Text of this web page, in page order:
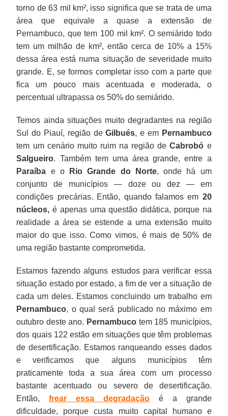
torno de 63 mil km², isso significa que se trata de uma
área que equivale a quase a extensão de
Pernambuco, que tem 100 mil km². O semiárido todo
tem um milhão de km², então cerca de 10% a 15%
dessa área está numa situação de severidade muito
grande. E, se formos completar isso com a parte que
fica um pouco mais acentuada e moderada, o
percentual ultrapassa os 50% do semiárido.
Temos ainda situações muito degradantes na região
Sul do Piauí, região deGilbués, e em Pernambuco
tem um cenário muito ruim na região deCabrobó e
Salgueiro. Também tem uma área grande, entre a
Paraíba e o Rio Grande do Norte, onde há um
conjunto de municípios — doze ou dez — em
condições precárias. Então, quando falamos em 20
núcleos, é apenas uma questão didática, porque na
realidade a área se estende a uma extensão muito
maior do que isso. Como vimos, é mais de 50% de
uma região bastante comprometida.
Estamos fazendo alguns estudos para verificar essa
situação estado por estado, a fim de ver a situação de
cada um deles. Estamos concluindo um trabalho em
Pernambuco, o qual será publicado no máximo em
outubro deste ano. Pernambuco tem 185 municípios,
dos quais 122 estão em situações que têm problemas
de desertificação. Estamos ranqueando esses dados
e verificamos que alguns municípios têm
praticamente toda a sua área com um processo
bastante acentuado ou severo de desertificação.
Então,frear essa degradação é a grande
dificuldade, porque custa muito capital humano e